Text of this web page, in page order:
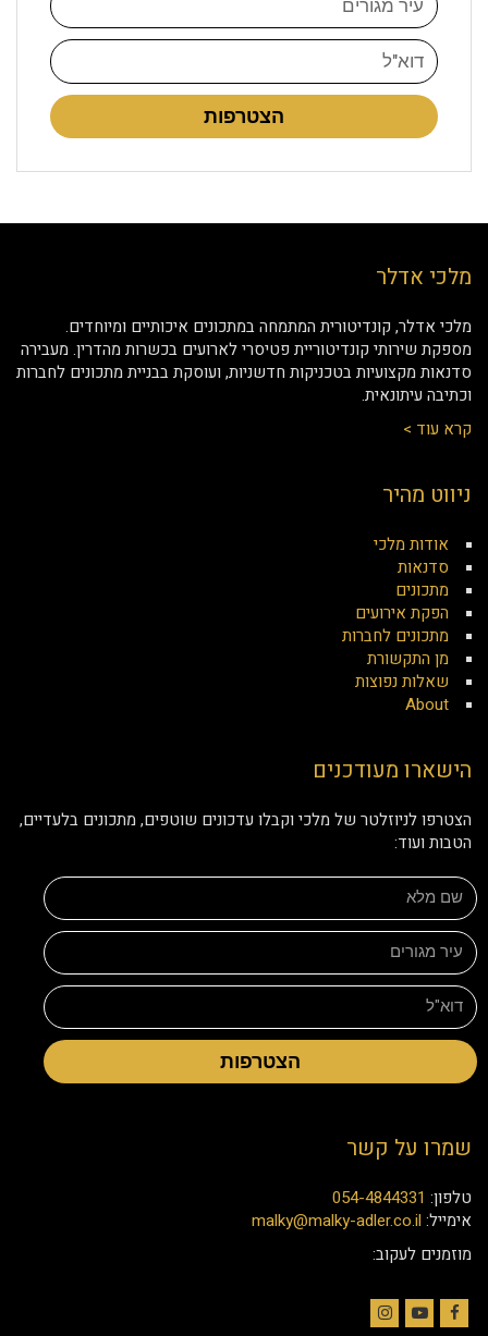
הצטרפות
מלכי אדלר
מלכי אדלר, קונדיטורית המתמחה במתכונים איכותיים ומיוחדים.
מספקת שירותי קונדיטוריית פטיסרי לארועים בכשרות מהדרין. מעבירה
סדנאות מקצועיות בטכניקות חדשניות, ועוסקת בבניית מתכונים לחברות
וכתיבה עיתונאית.
קרא עוד >
ניווט מהיר
אודות מלכי
סדנאות
מתכונים
הפקת אירועים
מתכונים לחברות
מן התקשורת
שאלות נפוצות
About
הישארו מעודכנים
הצטרפו לניוזלטר של מלכי וקבלו עדכונים שוטפים, מתכונים בלעדיים,
הטבות ועוד:
הצטרפות
שמרו על קשר
טלפון: 054-4844331
אימייל: malky@malky-adler.co.il
מוזמנים לעקוב: